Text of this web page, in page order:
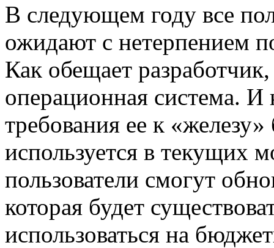
В следующем году все
ожидают с нетерпением
Как обещает
операционная система. И
требования ее к «железу»
используется в текущих
пользователи смогут
которая будет
использоваться на